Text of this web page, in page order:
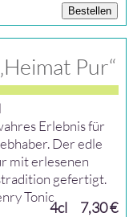
Bestellen
Pur“
Erlebnis für
Der edle
mit erlesenen
gefertigt.
Tonic
4cl 7,30 €